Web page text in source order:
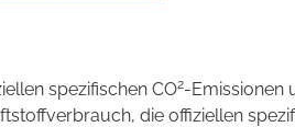
spezifischen CO2-Emissionen
die offiziellen